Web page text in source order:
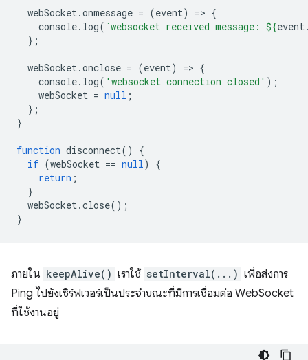
webSocket.onmessage = (event) => {
console. log( `websocket received message: ${event
};
webSocket.onclose = (event) => {
console. log( 'websocket connection closed' );
webSocket = null ;
};
}
function disconnect()
{
if (webSocket == null)
{
return ;
}
webSocket.close();
}
ภายใน keepAlive() เราใช้ setInterval(...) เพื่อส่งการ
Ping ไปยังเซิร์ฟเวอร์เป็นประจำขณะที่มีการเชื่อมต่อ WebSocket
ที่ใช้งานอยู่